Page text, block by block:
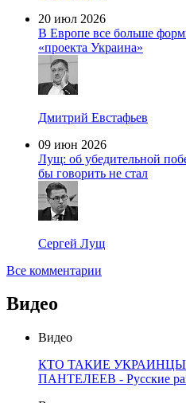
20 июл 2026
В Европе все больше
«проекта Украина»
Дмитрий Евстафьев
09 июн 2026
Лущ: об убедительной
бы говорить не стал
Сергей Лущ
Все комментарии
Видео
Видео
КТО ТАКИЕ УКРАИНЦЫ /
ПАНТЕЛЕЕВ - Русские